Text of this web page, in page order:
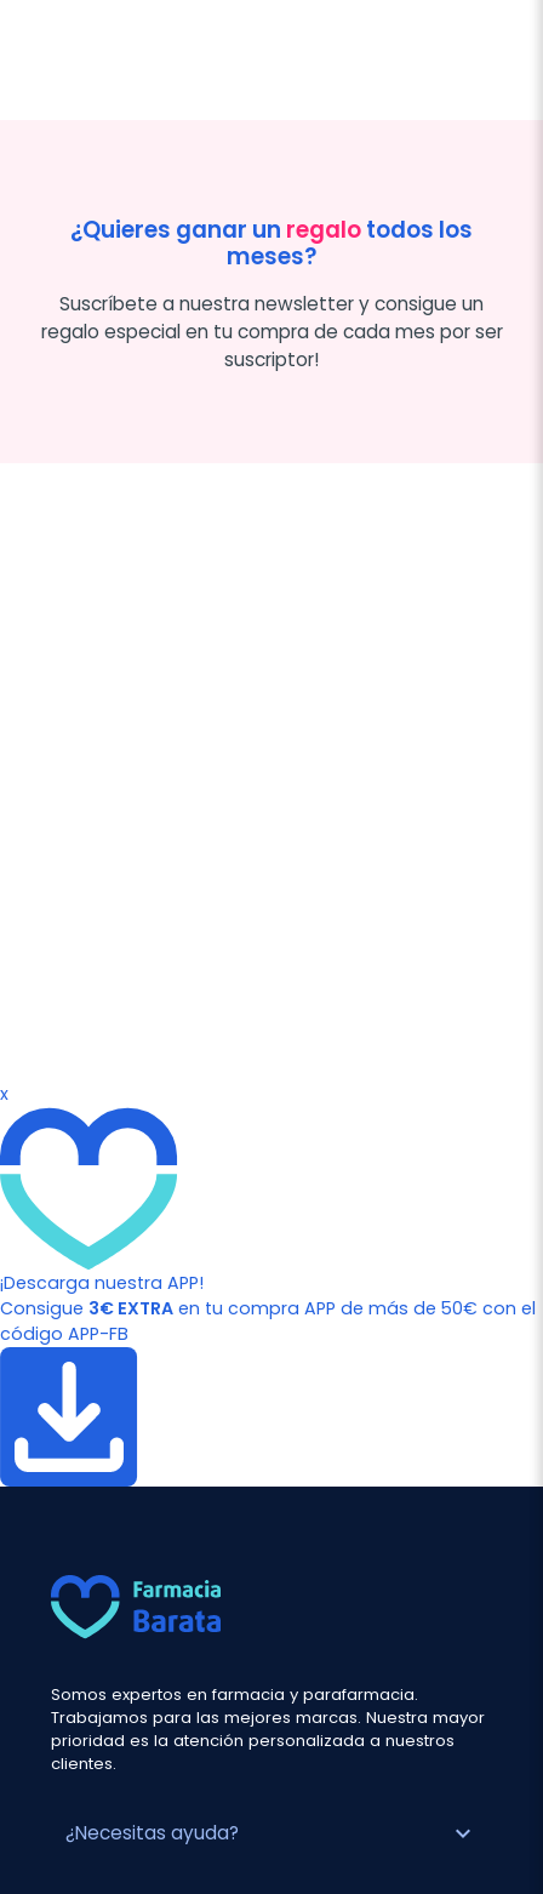
¿Quieres ganar un regalotodos los
meses?
Suscríbete a nuestra newsletter y consigue un
regalo especial en tu compra de cada mes por ser
suscriptor!
x
¡Descarga nuestra APP!
Consigue 3€ EXTRA en tu compra APP de más de 50€ con el
código APP-FB
Somos expertos en farmacia y parafarmacia.
Trabajamos para las mejores marcas. Nuestra mayor
prioridad es la atención personalizada a nuestros
clientes.
¿Necesitas ayuda? expand_more